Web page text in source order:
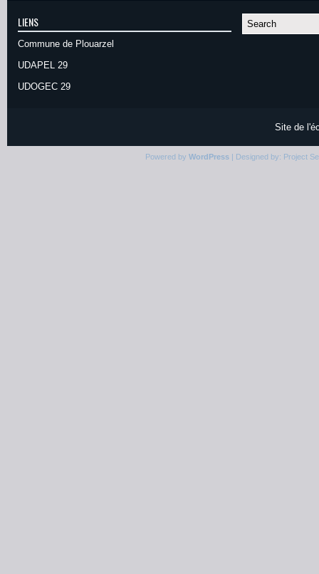
LIENS
Commune de Plouarzel
UDAPEL 29
UDOGEC 29
Site de
Powered by WordPress| Designed by: Project